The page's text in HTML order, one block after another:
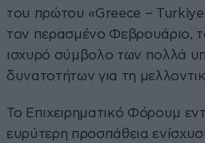
του πρώτου «Greece –
τον περασμένο Φεβρουάριο,
ισχυρό σύμβολο των πολλά
δυνατοτήτων για τη
Το Επιχειρηματικό Φόρουμ
ευρύτερη προσπάθεια